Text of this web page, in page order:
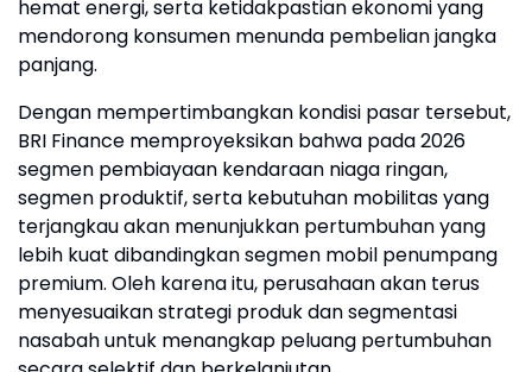
hemat energi, serta ketidakpastian ekonomi yang
mendorong konsumen menunda pembelian jangka
panjang.
Dengan mempertimbangkan kondisi pasar tersebut,
BRI Finance memproyeksikan bahwa pada 2026
segmen pembiayaan kendaraan niaga ringan,
segmen produktif, serta kebutuhan mobilitas yang
terjangkau akan menunjukkan pertumbuhan yang
lebih kuat dibandingkan segmen mobil penumpang
premium. Oleh karena itu, perusahaan akan terus
menyesuaikan strategi produk dan segmentasi
nasabah untuk menangkap peluang pertumbuhan